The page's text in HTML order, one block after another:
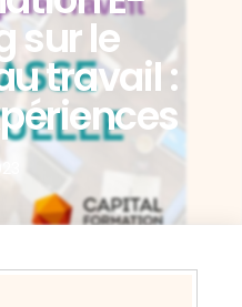
sur le
travail :